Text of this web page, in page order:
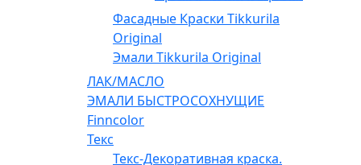
Фасадные Краски Tikkurila
Original
Эмали Tikkurila Original
ЛАК/МАСЛО
ЭМАЛИ БЫСТРОСОХНУЩИЕ
Finncolor
Текс
Текс-Декоративная краска.